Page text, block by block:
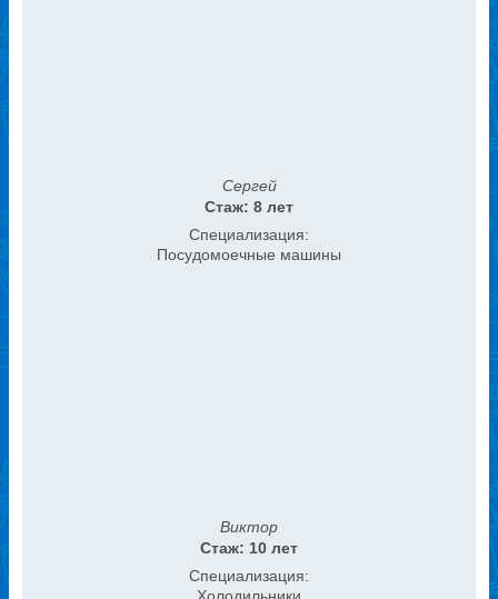
Сергей
Стаж: 8 лет
Специализация:
Посудомоечные машины
Виктор
Стаж: 10 лет
Специализация: